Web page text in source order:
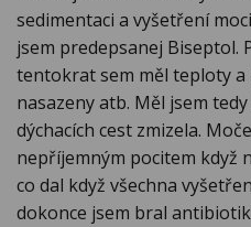
sedimentaci a vyšetření
jsem predepsanej Biseptol.
tentokrat sem měl teploty a
nasazeny atb. Měl jsem
dýchacích cest zmizela.
nepříjemným pocitem když
co dal když všechna
dokonce jsem bral